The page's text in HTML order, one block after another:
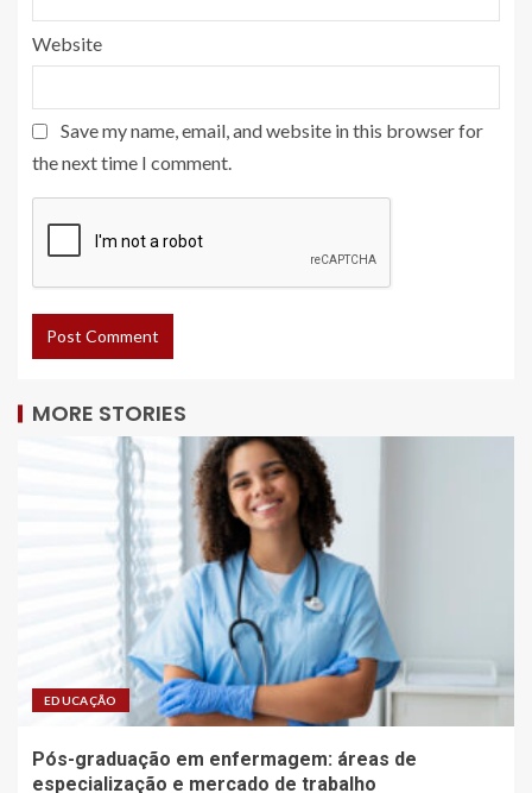
Website
Save my name, email, and website in this browser for
the next time I comment.
MORE STORIES
EDUCAÇÃO
Pós-graduação em enfermagem: áreas de
especialização e mercado de trabalho